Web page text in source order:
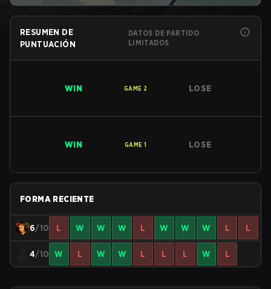
RESUMEN DE
PUNTUACIÓN
DATOS DE PARTIDO
LIMITADOS
WIN GAME 2 LOSE
WIN GAME 1 LOSE
FORMA RECIENTE
6/10 L W W W L W W W L L
4/10 W L W W L L L W L